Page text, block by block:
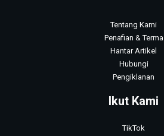
Tentang Kami
Penafian & Terma
Hantar Artikel
Hubungi
Pengiklanan
Ikut Kami
TikTok